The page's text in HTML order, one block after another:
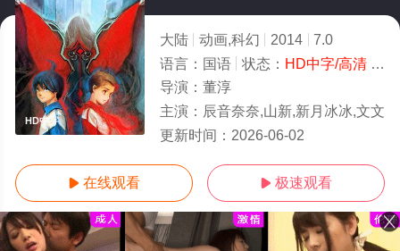
HD中字
大陆 动画,科幻 2014
7.0
语言： 国语 状态： HD中字/高清- 免费在线观看
导演： 董淳
主演： 辰音奈奈,山新,新月冰冰,文文
更新时间： 2026-06-02
 在线观看  极速观看